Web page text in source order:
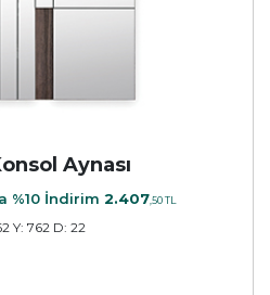
Aynası
%10 İndirim 2.407,50 TL
Y: 762 D: 22